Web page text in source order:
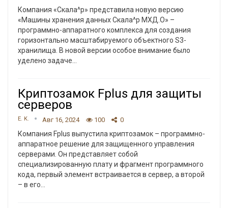
Компания «Скала^р» представила новую версию
«Машины хранения данных Скала^р МХД.О» –
программно-аппаратного комплекса для создания
горизонтально масштабируемого объектного S3-
хранилища. В новой версии особое внимание было
уделено задаче
Криптозамок Fplus для защиты
серверов
E. K. Авг 16, 2024 100 0
Компания Fplus выпустила криптозамок – программно-
аппаратное решение для защищенного управления
серверами. Он представляет собой
специализированную плату и фрагмент программного
кода, первый элемент встраивается в сервер, а второй
– в его